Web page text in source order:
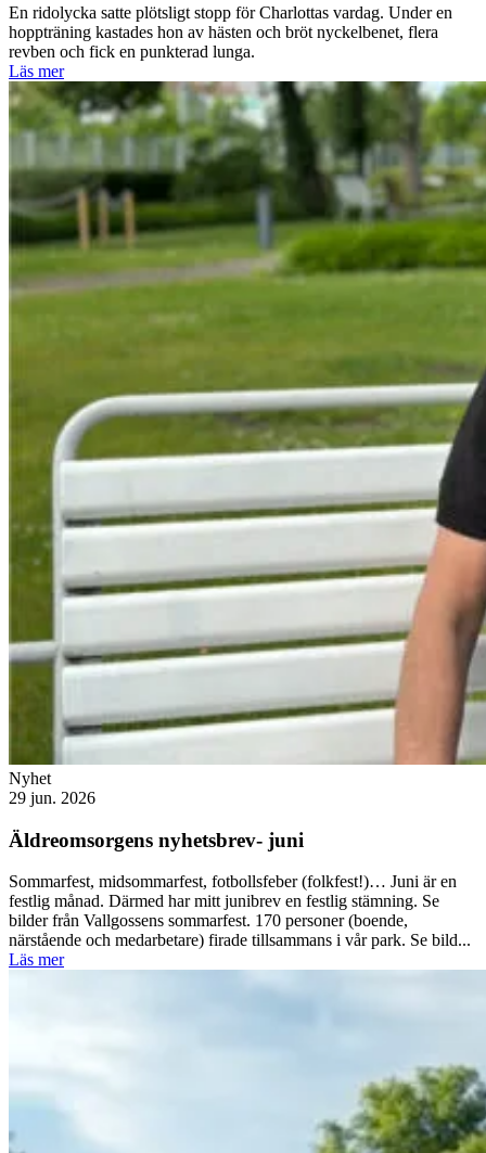
En ridolycka satte plötsligt stopp för Charlottas vardag. Under en
hoppträning kastades hon av hästen och bröt nyckelbenet, flera
revben och fick en punkterad lunga.
Läs mer
Nyhet
29 jun. 2026
Äldreomsorgens nyhetsbrev- juni
Sommarfest, midsommarfest, fotbollsfeber (folkfest!)… Juni är en
festlig månad. Därmed har mitt junibrev en festlig stämning. Se
bilder från Vallgossens sommarfest. 170 personer (boende,
närstående och medarbetare) firade tillsammans i vår park. Se bild...
Läs mer